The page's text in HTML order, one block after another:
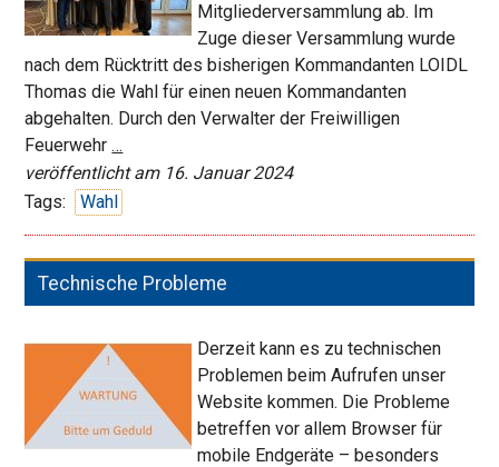
Mitgliederversammlung ab. Im
Zuge dieser Versammlung wurde
nach dem Rücktritt des bisherigen Kommandanten LOIDL
Thomas die Wahl für einen neuen Kommandanten
abgehalten. Durch den Verwalter der Freiwilligen
Feuerwehr…
Kommandant
der
veröffentlicht am 16. Januar 2024
Tags:
Wahl
Technische Probleme
Derzeit kann es zu technischen
Problemen beim Aufrufen unser
Website kommen. Die Probleme
betreffen vor allem Browser für
mobile Endgeräte – besonders